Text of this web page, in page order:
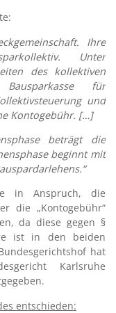
Ihre
Unter
des kollektiven
für
und
Kontogebühr. […]
beträgt die
beginnt mit
in Anspruch, die
die „Kontogebühr“
da diese gegen §
ist in den beiden
hat
Karlsruhe
entschieden: